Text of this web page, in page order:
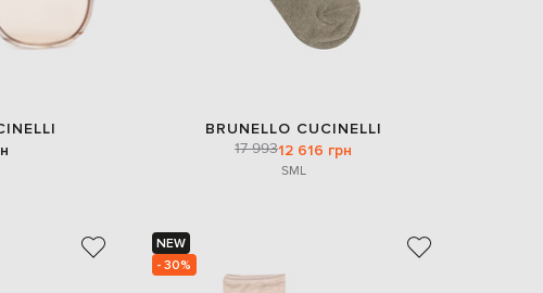
BRUNELLO CUCINELLI
17 99312 616 грн
SML
NEW
- 30%